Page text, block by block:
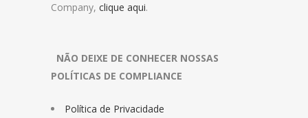
Company, clique aqui.
NÃO DEIXE DE CONHECER NOSSAS
POLÍTICAS DE COMPLIANCE
Política de Privacidade